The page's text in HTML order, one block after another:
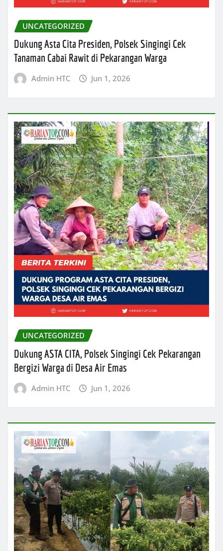
UNCATEGORIZED
Dukung Asta Cita Presiden, Polsek Singingi Cek
Tanaman Cabai Rawit di Pekarangan Warga
Admin HTC Jun 1, 2026
UNCATEGORIZED
Dukung ASTA CITA, Polsek Singingi Cek Pekarangan
Bergizi Warga di Desa Air Emas
Admin HTC Jun 1, 2026